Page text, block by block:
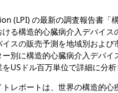
(LPI) の最新の調査報告書「
る構造的心臓病介入デバイ
スの販売予測を地域別およ
別に構造的心臓病介入デバ
USドル百万単位で詳細に分析
トレポートは、世界の構造的